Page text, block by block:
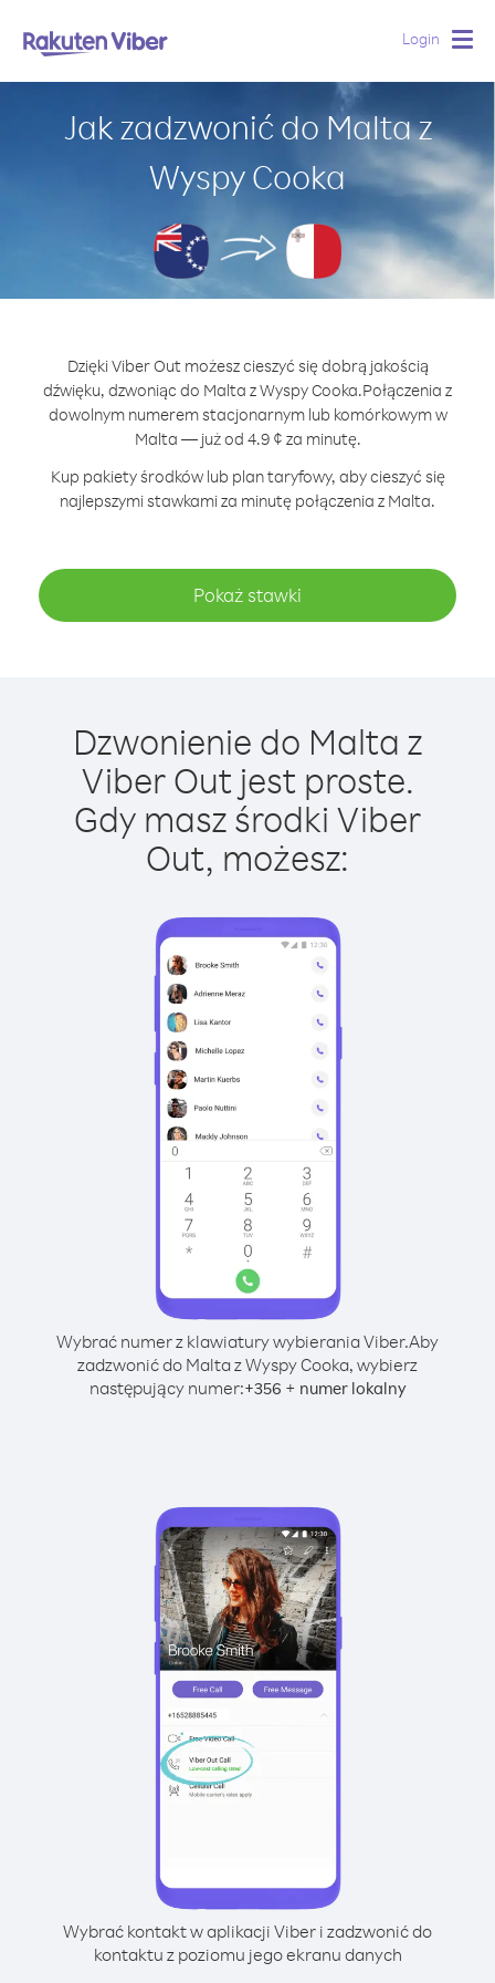
Login
Jak zadzwonić do Malta z
Wyspy Cooka
Dzięki Viber Out możesz cieszyć się dobrą jakością
dźwięku, dzwoniąc do Malta z Wyspy Cooka.Połączenia z
dowolnym numerem stacjonarnym lub komórkowym w
Malta — już od 4.9 ¢ za minutę.
Kup pakiety środków lub plan taryfowy, aby cieszyć się
najlepszymi stawkami za minutę połączenia z Malta.
Pokaż stawki
Dzwonienie do Malta z
Viber Out jest proste.
Gdy masz środki Viber
Out, możesz:
Wybrać numer z klawiatury wybierania Viber.Aby
zadzwonić do Malta z Wyspy Cooka, wybierz
następujący numer:+356 + numer lokalny
Wybrać kontakt w aplikacji Viber i zadzwonić do
kontaktu z poziomu jego ekranu danych